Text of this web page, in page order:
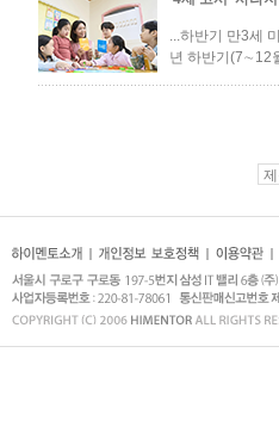
...하반기 만3세
년 하반기(7∼12